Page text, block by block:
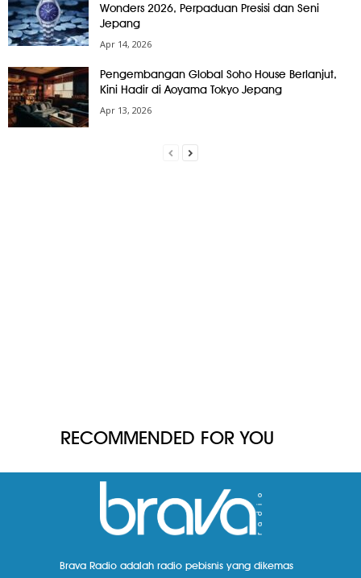
Wonders 2026, Perpaduan Presisi dan Seni
Jepang
Apr 14, 2026
Pengembangan Global Soho House Berlanjut,
Kini Hadir di Aoyama Tokyo Jepang
Apr 13, 2026
RECOMMENDED FOR YOU
Brava Radio adalah radio pebisnis yang dikemas